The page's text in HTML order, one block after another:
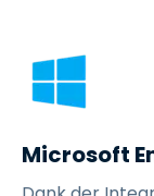
Microsoft